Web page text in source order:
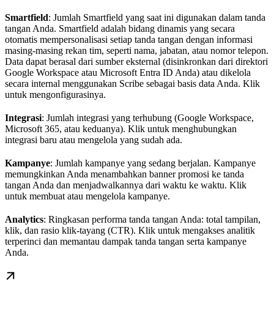
Smartfield: Jumlah Smartfield yang saat ini digunakan dalam tanda
tangan Anda. Smartfield adalah bidang dinamis yang secara
otomatis mempersonalisasi setiap tanda tangan dengan informasi
masing-masing rekan tim, seperti nama, jabatan, atau nomor telepon.
Data dapat berasal dari sumber eksternal (disinkronkan dari direktori
Google Workspace atau Microsoft Entra ID Anda) atau dikelola
secara internal menggunakan Scribe sebagai basis data Anda. Klik
untuk mengonfigurasinya.
Integrasi: Jumlah integrasi yang terhubung (Google Workspace,
Microsoft 365, atau keduanya). Klik untuk menghubungkan
integrasi baru atau mengelola yang sudah ada.
Kampanye: Jumlah kampanye yang sedang berjalan. Kampanye
memungkinkan Anda menambahkan banner promosi ke tanda
tangan Anda dan menjadwalkannya dari waktu ke waktu. Klik
untuk membuat atau mengelola kampanye.
Analytics: Ringkasan performa tanda tangan Anda: total tampilan,
klik, dan rasio klik-tayang (CTR). Klik untuk mengakses analitik
terperinci dan memantau dampak tanda tangan serta kampanye
Anda.